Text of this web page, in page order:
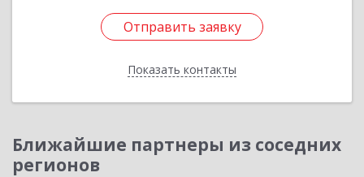
Отправить заявку
Показать контакты
Отправить заявку
Назад
Ближайшие партнеры из соседних
регионов